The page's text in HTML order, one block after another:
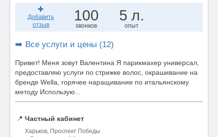
Добавить
отзыв
100
звонков
5 л.
опыт
➡️ Все услуги и цены (12)
Привет! Меня зовут Валентина Я парикмахер универсал,
предоставляю услуги по стрижке волос, окрашивание на
бренде Wella, горячее наращивание по итальянскому
методу Использую...
📍 Частный кабинет
Харьков, Проспект Победы